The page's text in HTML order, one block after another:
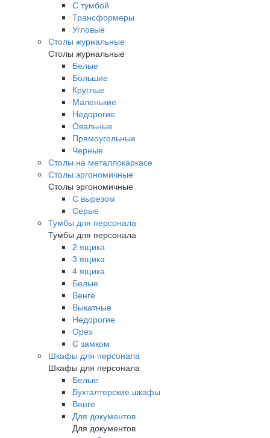
С тумбой
Трансформеры
Угловые
Столы журнальные
Столы журнальные
Белые
Большие
Круглые
Маленькие
Недорогие
Овальные
Прямоугольные
Черные
Столы на металлокаркасе
Столы эргономичные
Столы эргономичные
С вырезом
Серые
Тумбы для персонала
Тумбы для персонала
2 ящика
3 ящика
4 ящика
Белые
Венге
Выкатные
Недорогие
Орех
С замком
Шкафы для персонала
Шкафы для персонала
Белые
Бухгалтерские шкафы
Венге
Для документов
Для документов